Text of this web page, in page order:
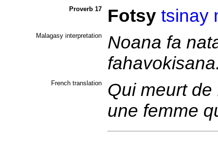
Proverb 17 Fotsy tsinay
Malagasy interpretation
Noana fa
French translation
Qui meurt
une femme